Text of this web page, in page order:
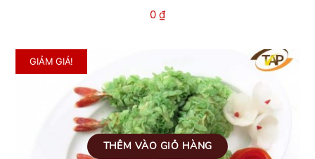
0 ₫
GIẢM GIÁ!
THÊM VÀO GIỎ HÀNG